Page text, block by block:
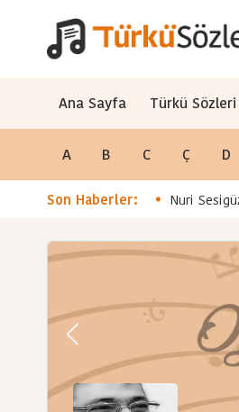
Ana Sayfa Türkü Sözleri
A B C Ç D
Son Haberler: Nuri